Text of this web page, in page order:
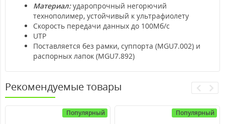
Материал:ударопрочный негорючий
технополимер, устойчивый к ультрафиолету
Скорость передачи данных до 100Мб/с
UTP
Поставляется без рамки, суппорта (MGU7.002) и
распорных лапок (MGU7.892)
Рекомендуемые товары
Популярный Популярный